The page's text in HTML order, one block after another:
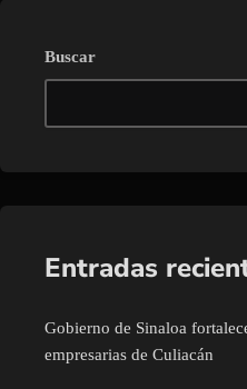
Buscar
Entradas
Gobierno de Sinaloa
empresarias de Culiacán